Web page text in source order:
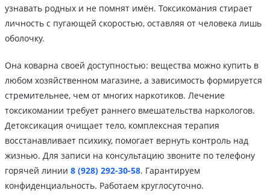
узнавать родных и не помнят имён. Токсикомания стирает
личность с пугающей скоростью, оставляя от человека лишь
оболочку.
Она коварна своей доступностью: вещества можно купить в
любом хозяйственном магазине, а зависимость формируется
стремительнее, чем от многих наркотиков. Лечение
токсикомании требует раннего вмешательства наркологов.
Детоксикация очищает тело, комплексная терапия
восстанавливает психику, помогает вернуть контроль над
жизнью. Для записи на консультацию звоните по телефону
горячей линии 8 (928) 292-30-58. Гарантируем
конфиденциальность. Работаем круглосуточно.